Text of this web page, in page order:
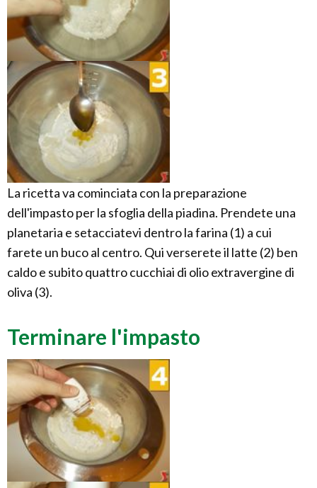
La ricetta va cominciata con la preparazione
dell'impasto per la sfoglia della piadina. Prendete una
planetaria e setacciatevi dentro la farina (1) a cui
farete un buco al centro. Qui verserete il latte (2) ben
caldo e subito quattro cucchiai di olio extravergine di
oliva (3).
Terminare l'impasto